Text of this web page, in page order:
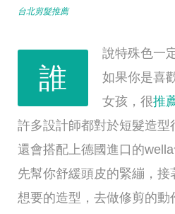
台北剪髮推薦
誰
說特殊色一
如果你是喜
女孩，很推
許多設計師都對於短髮造
還會搭配上德國進口的
先幫你舒緩頭皮的緊繃，
想要的造型，去做修剪的動